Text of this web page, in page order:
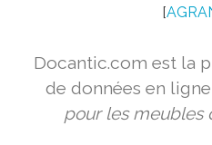
[
Docantic.com est la
de données en
pour les meubles